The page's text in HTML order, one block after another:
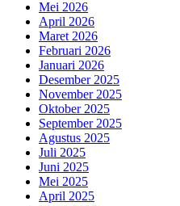
Mei 2026
April 2026
Maret 2026
Februari 2026
Januari 2026
Desember 2025
November 2025
Oktober 2025
September 2025
Agustus 2025
Juli 2025
Juni 2025
Mei 2025
April 2025